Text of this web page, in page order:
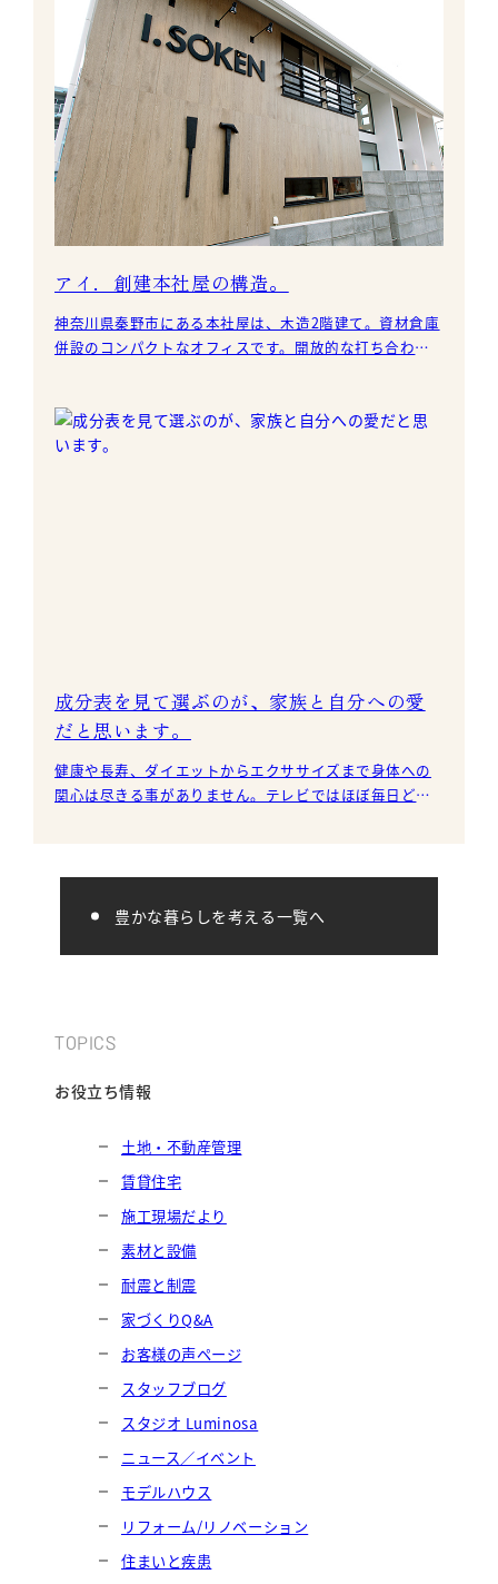
アイ．創建本社屋の構造。
神奈川県秦野市にある本社屋は、木造2階建て。資材倉庫
併設のコンパクトなオフィスです。開放的な打ち合わせ
成分表を見て選ぶのが、家族と自分への愛
だと思います。
健康や長寿、ダイエットからエクササイズまで身体への
関心は尽きる事がありません。テレビではほぼ毎日どこ
豊かな暮らしを考える一覧へ
TOPICS
お役立ち情報
土地・不動産管理
賃貸住宅
施工現場だより
素材と設備
耐震と制震
家づくりQ&A
お客様の声ページ
スタッフブログ
スタジオ Luminosa
ニュース／イベント
モデルハウス
リフォーム/リノベーション
住まいと疾患